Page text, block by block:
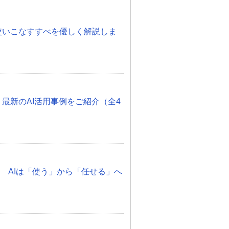
こなすすべを優しく解説しま
新のAI活用事例をご紹介（全4
AIは「使う」から「任せる」へ